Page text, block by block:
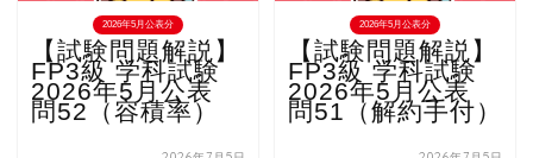
2026年5月公表分
【試験問題解説】
FP3級 学科試験
2026年5月公表
問52（容積率）
2026年5月公表分
【試験問題解説】
FP3級 学科試験
2026年5月公表
問51（解約手付）